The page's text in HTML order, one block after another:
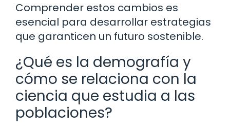
Comprender estos cambios es
esencial para desarrollar estrategias
que garanticen un futuro sostenible.
¿Qué es la demografía y
cómo se relaciona con la
ciencia que estudia a las
poblaciones?